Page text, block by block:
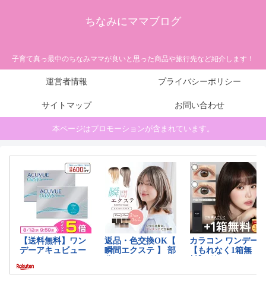
ちなみにママブログ
子育て真っ最中のちなみママが良いと思った商品や旅行先など紹介します！
運営者情報 プライバシーポリシー
サイトマップ お問い合わせ
本ページはプロモーションが含まれています。